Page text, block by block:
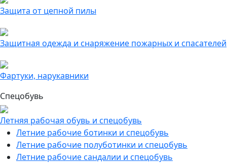
Защита от цепной пилы
Защитная одежда и снаряжение пожарных и спасателей
Фартуки, нарукавники
Спецобувь
Летняя рабочая обувь и спецобувь
Летние рабочие ботинки и спецобувь
Летние рабочие полуботинки и спецобувь
Летние рабочие сандалии и спецобувь